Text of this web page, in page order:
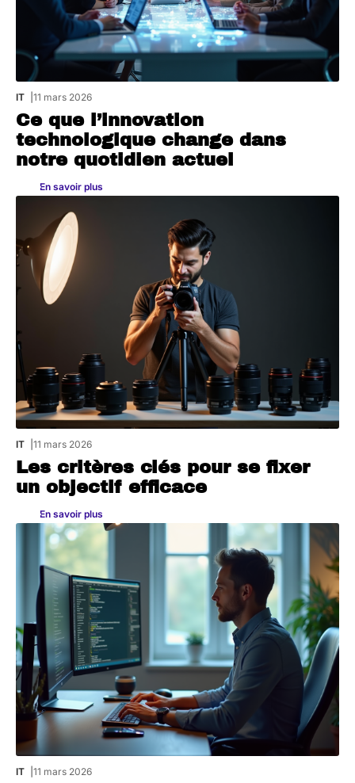
IT 11 mars 2026
Ce que l’innovation
technologique change dans
notre quotidien actuel
En savoir plus
IT 11 mars 2026
Les critères clés pour se fixer
un objectif efficace
En savoir plus
IT 11 mars 2026